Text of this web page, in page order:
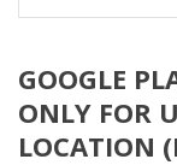
GOOGLE
ONLY FOR
LOCATION